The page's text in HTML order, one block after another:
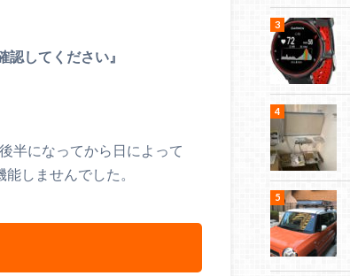
してください』
半になってから日によって
しませんでした。